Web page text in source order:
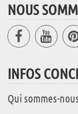
NOUS
INFOS
Qui sommes-